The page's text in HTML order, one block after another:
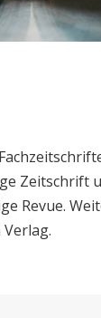
Zeitschrift
Revue.